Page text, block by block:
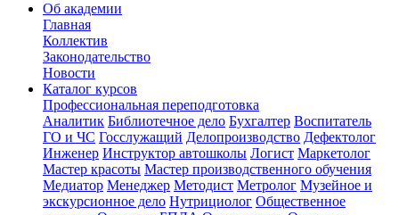
Об академии
Главная
Коллектив
Законодательство
Новости
Каталог курсов
Профессиональная переподготовка
Аналитик Библиотечное дело Бухгалтер Воспитатель
ГО и ЧС Госслужащий Делопроизводство Дефектолог
Инженер Инструктор автошколы Логист Маркетолог
Мастер красоты Мастер производственного обучения
Медиатор Менеджер Методист Метролог Музейное и
экскурсионное дело Нутрициолог Общественное